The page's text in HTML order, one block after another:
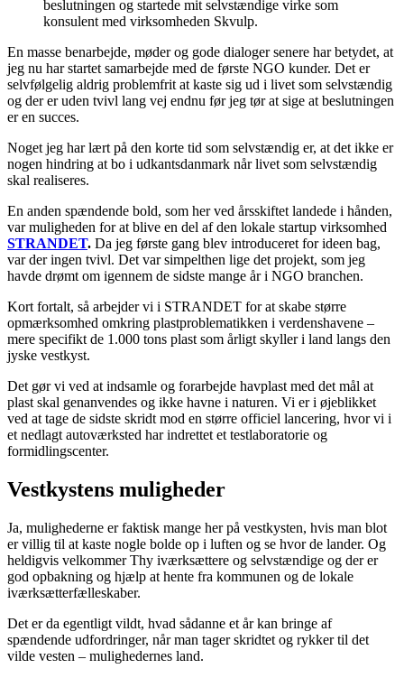
beslutningen og startede mit selvstændige virke som
konsulent med virksomheden Skvulp.
En masse benarbejde, møder og gode dialoger senere har betydet, at
jeg nu har startet samarbejde med de første NGO kunder. Det er
selvfølgelig aldrig problemfrit at kaste sig ud i livet som selvstændig
og der er uden tvivl lang vej endnu før jeg tør at sige at beslutningen
er en succes.
Noget jeg har lært på den korte tid som selvstændig er, at det ikke er
nogen hindring at bo i udkantsdanmark når livet som selvstændig
skal realiseres.
En anden spændende bold, som her ved årsskiftet landede i hånden,
var muligheden for at blive en del af den lokale startup virksomhed
STRANDET. Da jeg første gang blev introduceret for ideen bag,
var der ingen tvivl. Det var simpelthen lige det projekt, som jeg
havde drømt om igennem de sidste mange år i NGO branchen.
Kort fortalt, så arbejder vi i STRANDET for at skabe større
opmærksomhed omkring plastproblematikken i verdenshavene –
mere specifikt de 1.000 tons plast som årligt skyller i land langs den
jyske vestkyst.
Det gør vi ved at indsamle og forarbejde havplast med det mål at
plast skal genanvendes og ikke havne i naturen. Vi er i øjeblikket
ved at tage de sidste skridt mod en større officiel lancering, hvor vi i
et nedlagt autoværksted har indrettet et testlaboratorie og
formidlingscenter.
Vestkystens muligheder
Ja, mulighederne er faktisk mange her på vestkysten, hvis man blot
er villig til at kaste nogle bolde op i luften og se hvor de lander. Og
heldigvis velkommer Thy iværksættere og selvstændige og der er
god opbakning og hjælp at hente fra kommunen og de lokale
iværksætterfælleskaber.
Det er da egentligt vildt, hvad sådanne et år kan bringe af
spændende udfordringer, når man tager skridtet og rykker til det
vilde vesten – mulighedernes land.